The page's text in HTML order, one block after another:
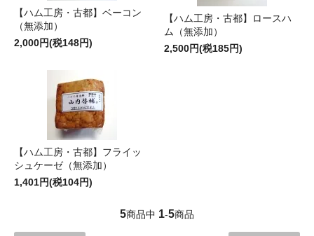
【ハム工房・古都】ベーコン
（無添加）
2,000円(税148円)
【ハム工房・古都】ロースハ
ム（無添加）
2,500円(税185円)
【ハム工房・古都】フライッ
シュケーゼ（無添加）
1,401円(税104円)
5商品中 1-5商品